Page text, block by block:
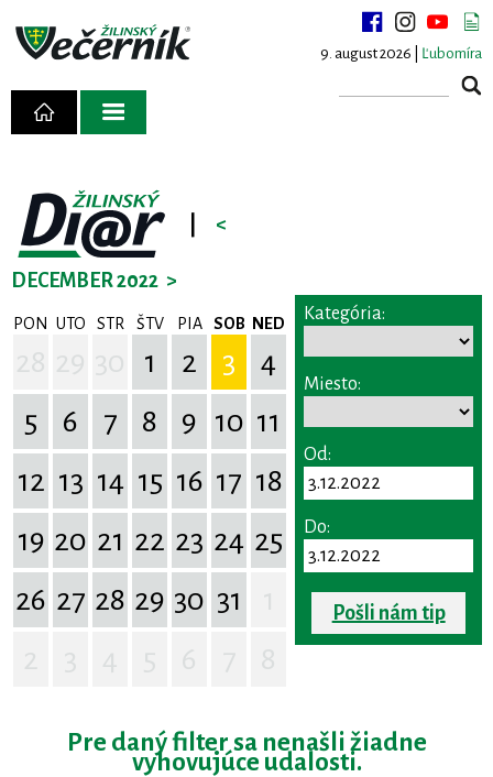
9. august 2026 | Ľubomíra
<
DECEMBER 2022 >
PON UTO STR ŠTV PIA SOB NED
1 2 3
4
5
6 7 8 9 10 11
12 13 14 15 16 17 18
19 20 21 22 23 24 25
26 27 28 29 30 31
Kategória:
Miesto:
Od:
Do:
Pošli nám tip
Pre daný filter sa nenašli žiadne
vyhovujúce udalosti.